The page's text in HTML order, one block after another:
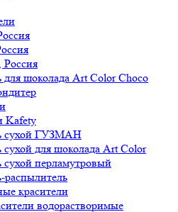
Россия
для шоколада Art Color Choco
Kafety
сухой ГУЗМАН
сухой для шоколада Art Color
сухой перламутровый
распылитель
красители
водорастворимые